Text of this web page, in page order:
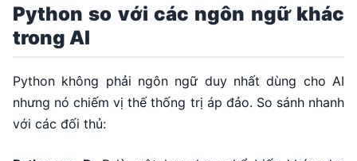
Python so với các ngôn ngữ khác
trong AI
Python không phải ngôn ngữ duy nhất dùng cho AI
nhưng nó chiếm vị thế thống trị áp đảo. So sánh nhanh
với các đối thủ: